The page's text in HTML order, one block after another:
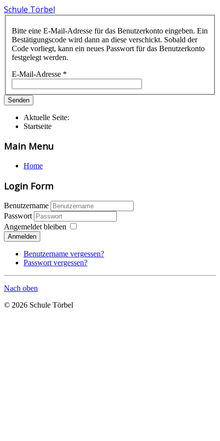
Schule Törbel
Bitte eine E-Mail-Adresse für das Benutzerkonto eingeben. Ein
Bestätigungscode wird dann an diese verschickt. Sobald der
Code vorliegt, kann ein neues Passwort für das Benutzerkonto
festgelegt werden.
E-Mail-Adresse *
Senden
Aktuelle Seite:
Startseite
Main Menu
Home
Login Form
Benutzername
Passwort
Angemeldet bleiben
Anmelden
Benutzername vergessen?
Passwort vergessen?
Nach oben
© 2026 Schule Törbel